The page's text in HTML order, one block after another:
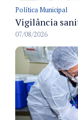
Política Municipal
07/08/2026